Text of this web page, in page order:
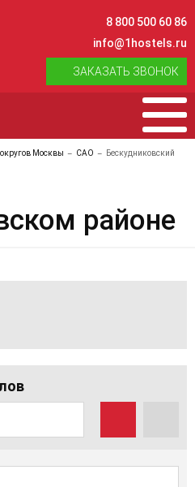
8 800 500 60 86
info@1hostels.ru
ЗАКАЗАТЬ ЗВОНОК
Москвы САО Бескудниковский
районе